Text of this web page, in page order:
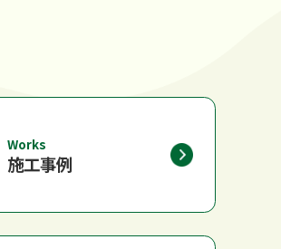
Works
施工事例